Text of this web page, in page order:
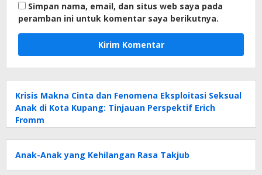
Simpan nama, email, dan situs web saya pada
peramban ini untuk komentar saya berikutnya.
Krisis Makna Cinta dan Fenomena Eksploitasi Seksual
Anak di Kota Kupang: Tinjauan Perspektif Erich
Fromm
Anak-Anak yang Kehilangan Rasa Takjub